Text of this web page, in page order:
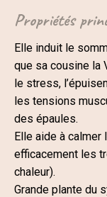
Propriétés
Elle induit le
que sa cousine la
le stress,
les tensions
des épaules.
Elle aide à
efficacement les
chaleur).
Grande plante du